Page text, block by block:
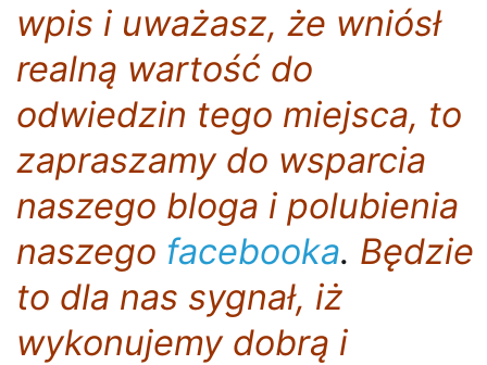
wpis i uważasz, że wniósł
realną wartość do
odwiedzin tego miejsca, to
zapraszamy do wsparcia
naszego bloga i polubienia
naszego facebooka. Będzie
to dla nas sygnał, iż
wykonujemy dobrą i